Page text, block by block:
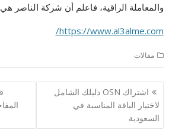
والمعاملة الراقية، فاعلم أن شركة الناصر
https://www.al3alme.com/
مقالات
تصفّح
المقالات
اشتراك OSN دليلك الشامل
لاختيار الباقة المناسبة في
السعودية